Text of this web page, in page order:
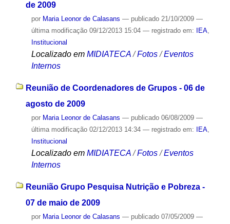
de 2009
por Maria Leonor de Calasans — publicado21/10/2009 —
última modificação09/12/2013 15:04 — registrado em: IEA,
Institucional
Localizado em MIDIATECA /Fotos /Eventos
Internos
Reunião de Coordenadores de Grupos - 06 de
agosto de 2009
por Maria Leonor de Calasans — publicado06/08/2009 —
última modificação02/12/2013 14:34 — registrado em: IEA,
Institucional
Localizado em MIDIATECA /Fotos /Eventos
Internos
Reunião Grupo Pesquisa Nutrição e Pobreza -
07 de maio de 2009
por Maria Leonor de Calasans — publicado07/05/2009 —